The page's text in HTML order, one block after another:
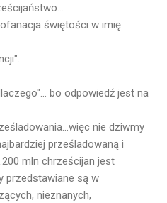
świętości w imię
bo odpowiedź jest na
nie dziwmy
prześladowaną i
mln chrześcijan jest
przedstawiane są w
nieznanych,